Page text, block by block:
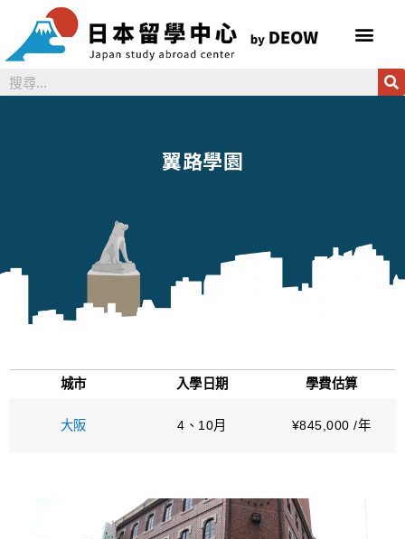
翼路學園
城市 入學日期 學費估算
大阪 4、10月 ¥845,000 /年